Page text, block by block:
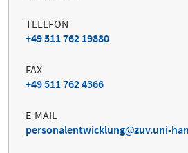
TELEFON
+49 511 762 19880
FAX
+49 511 762 4366
E-MAIL
personalentwicklung
zuv.uni-